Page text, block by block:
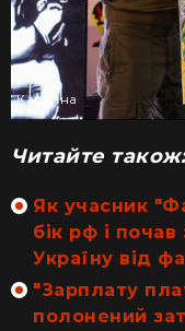
Картина
Читайте також:
Як учасник
бік рф і
Україну від
"Зарплату
полонений